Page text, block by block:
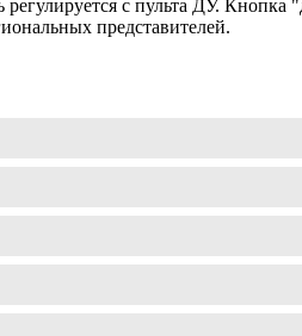
с пульта ДУ.
представителей.